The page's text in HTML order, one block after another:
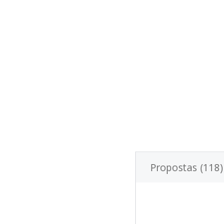
Propostas (118)